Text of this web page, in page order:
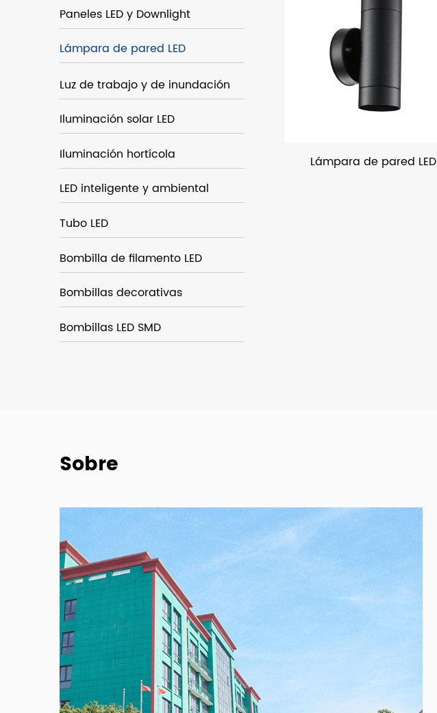
Paneles LED y Downlight
Lámpara de pared LED
Luz de trabajo y de inundación
Iluminación solar LED
Iluminación hortícola
LED inteligente y ambiental
Tubo LED
Bombilla de filamento LED
Bombillas decorativas
Bombillas LED SMD
Lámpara de pared LED
Sobre